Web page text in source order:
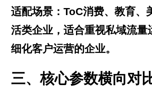
适配场景：ToC消费、教育、
活类企业，适合重视私域流量
细化客户运营的企业。
三、核心参数横向对